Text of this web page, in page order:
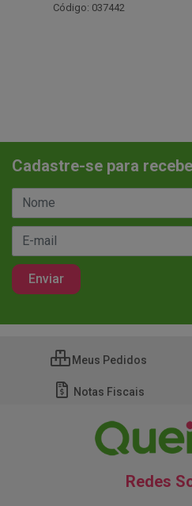
Código: 037442
Cadastre-se para
Meus Pedidos
Notas Fiscais
Redes